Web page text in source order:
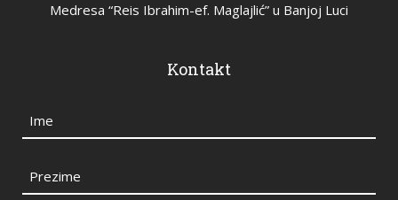
Medresa “Reis Ibrahim-ef. Maglajlić” u Banjoj Luci
Kontakt
Ime
Prezime